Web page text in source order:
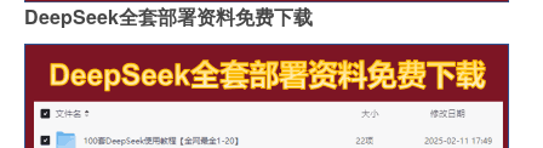
DeepSeek全套部署资料免费下载